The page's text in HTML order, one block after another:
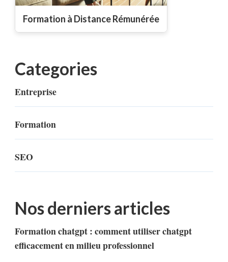
Formation à Distance Rémunérée
Categories
Entreprise
Formation
SEO
Nos derniers articles
Formation chatgpt : comment utiliser chatgpt
efficacement en milieu professionnel